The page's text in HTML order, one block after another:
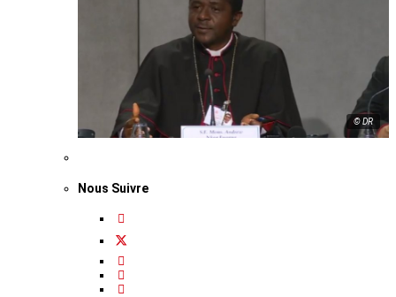
© DR
Nous Suivre